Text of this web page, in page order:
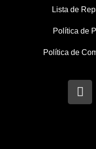
Lista de
Política de
Política de
I
n
s